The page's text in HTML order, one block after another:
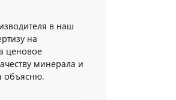
в наш
на
ценовое
минерала и
объясню.